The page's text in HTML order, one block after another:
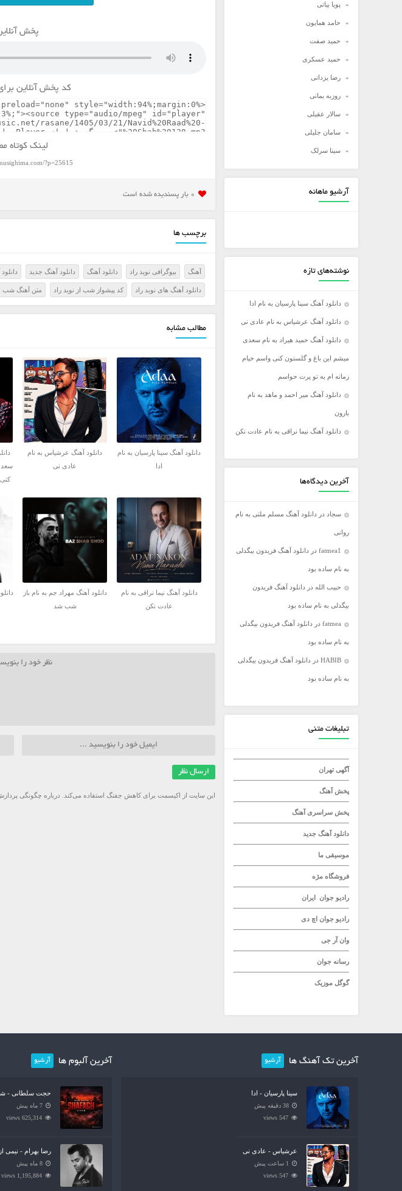
پویا بیاتی
حامد همایون
حمید صفت
حمید عسکری
رضا یزدانی
روزبه بمانی
سالار عقیلی
سامان جلیلی
سینا سرلک
شادمهر عقیلی
مجید خراطها
محسن ابراهیم زاده
محسن یگانه
محمد رضا گلزار
محمد علیزاده
مرتضی اشرفی
مرتضی سرمدی
مهدی جهانی
مهدی یغمایی
میثم ابراهیمی
میلاد راستاد
آرشیو ماهانه
نوشته‌های تازه
دانلود آهنگ سینا پارسیان به نام ادا
دانلود آهنگ عرشیاس به نام عادی نی
دانلود آهنگ حمید هیراد به نام سعدی
میشم این باغ و گلستون کنی واسم خیام
زمانه ام به تو پرت حواسم
دانلود آهنگ میر احمد و ماهد به نام
بارون
دانلود آهنگ نیما نراقی به نام عادت نکن
آخرین دیدگاه‌ها
سجاد در دانلود آهنگ مسلم ملتی به نام
روانی
fatmea1 در دانلود آهنگ فریدون بیگدلی
به نام ساده بود
حبیب الله در دانلود آهنگ فریدون
بیگدلی به نام ساده بود
fatmea در دانلود آهنگ فریدون بیگدلی
به نام ساده بود
HABIB در دانلود آهنگ فریدون بیگدلی
به نام ساده بود
تبلیغات متنی
آگهی تهران
پخش آهنگ
پخش سراسری آهنگ
دانلود آهنگ جدید
موسیقی ما
فروشگاه مژه
رادیو جوان ایران
رادیو جوان اچ دی
وان آر جی
رسانه جوان
گوگل موزیک
پخش
کد پخش آنلاین
لینک کوتاه
?p=25615
0 بار پسنديده شده است
برچسب ها
آهنگ بیوگرافی نوید راد دانلود آهنگ دانلود آهنگ جدید
دانلود آهنگ های نوید راد کد پیشواز شب از نوید راد متن آهنگ شب
مطالب مشابه
دانلود آهنگ سینا پارسیان به نام
ادا
دانلود آهنگ عرشیاس به نام
عادی نی
دانلود آهنگ نیما نراقی به نام
عادت نکن
دانلود آهنگ مهراد جم به نام باز
شب شد
این سایت از اکیسمت برای کاهش جفنگ استفاده می‌کند. درباره چگونگی
آخرین تک آهنگ ها آرشیو
سینا پارسیان - ادا
38 دقیقه پیش
547 views
عرشیاس - عادی نی
1 ساعت پیش
547 views
آخرین آلبوم ها آرشیو
حجت سلطانی -
7 ماه پیش
625,314 views
رضا بهرام - نیمی
8 ماه پیش
1,195,884 views